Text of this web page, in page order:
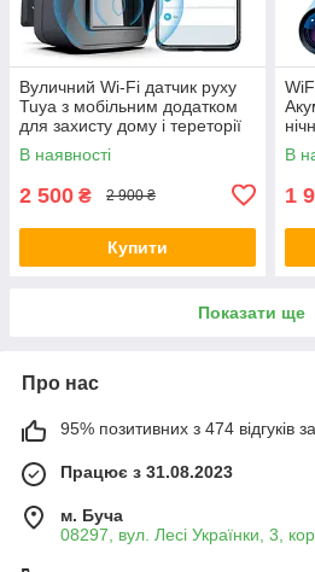
Вуличний Wi-Fi датчик руху
Tuya з мобільним додатком
для захисту дому і тереторії
В наявності
2 500 ₴ 2 900 ₴
Купити
В
1
Показати ще
Про нас
95% позитивних з 474 відгуків
Працює з 31.08.2023
м. Буча
08297, вул. Лесі Українки, 3,